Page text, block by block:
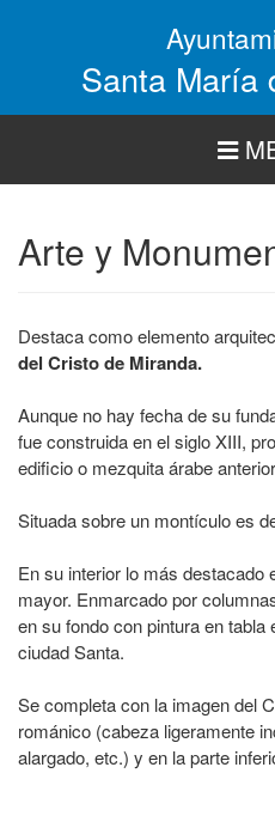
Santa María
Arte y
Destaca como elemento
del Cristo de Miranda.
Aunque no hay fecha de su
fue construida en el siglo XIII,
edificio o mezquita árabe
Situada sobre un montículo es
En su interior lo más destacado
mayor. Enmarcado por
en su fondo con pintura en tabla
ciudad Santa.
Se completa con la imagen del
románico (cabeza ligeramente
alargado, etc.) y en la parte